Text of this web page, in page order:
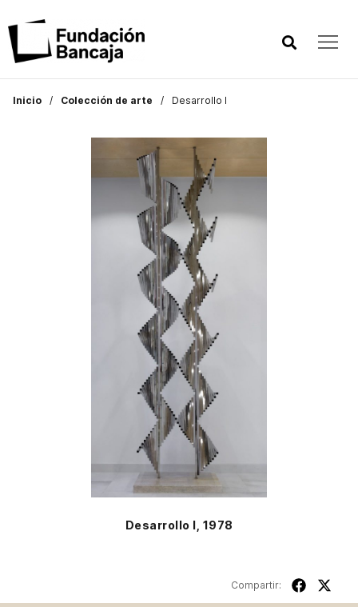
Inicio Colección de arte Desarrollo I
Desarrollo I, 1978
Compartir: